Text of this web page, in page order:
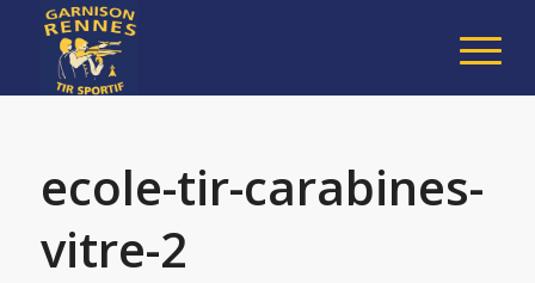
ecole-tir-carabines-
vitre-2